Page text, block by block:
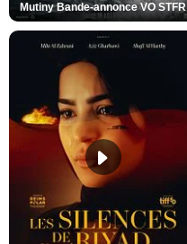
Mutiny Bande-annonce VO STFR